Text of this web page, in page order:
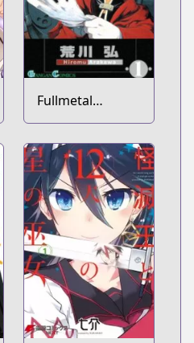
Fullmetal
Alchemist